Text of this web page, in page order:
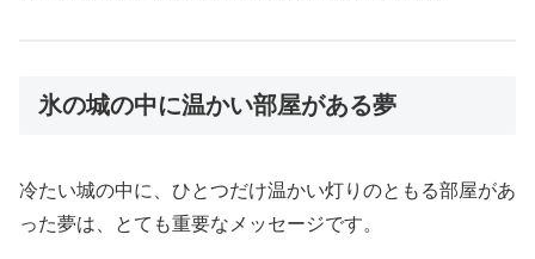
氷の城の中に温かい部屋がある夢
冷たい城の中に、ひとつだけ温かい灯りのともる部屋があ
った夢は、とても重要なメッセージです。